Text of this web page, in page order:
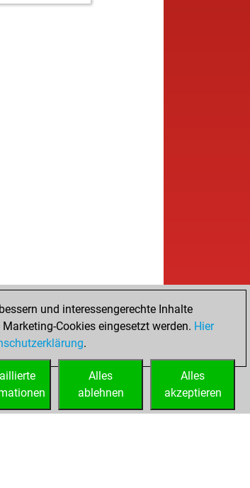
und interessengerechte Inhalte
Cookies eingesetzt werden. Hier
.
Alles
akzeptieren
Alles
ablehnen